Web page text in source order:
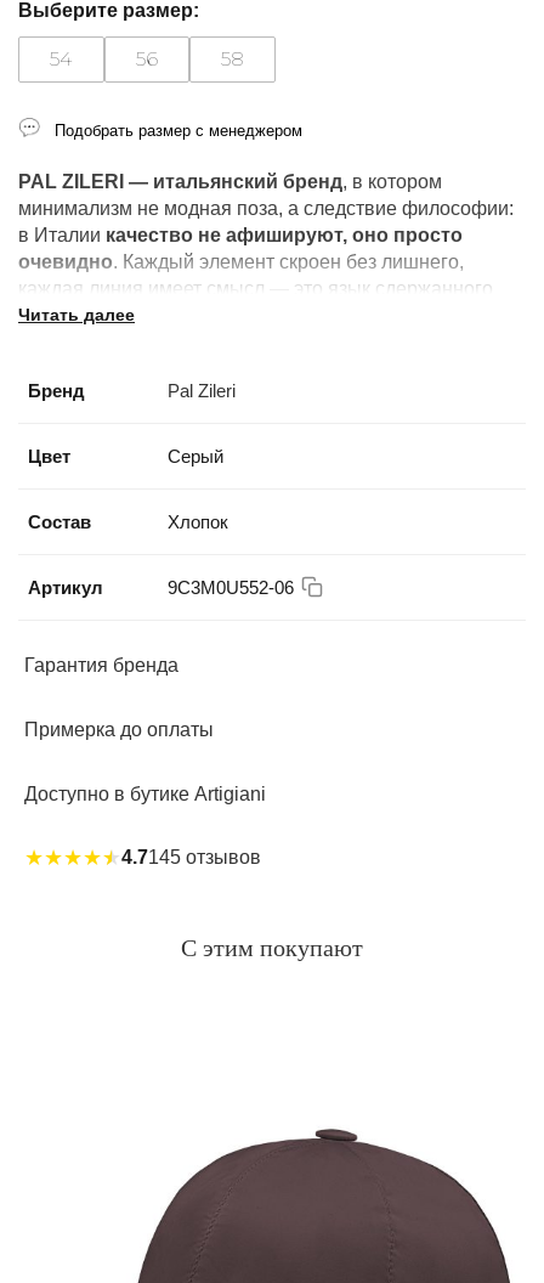
PAL ZILERI — итальянский бренд, в котором
минимализм не модная поза, а следствие философии:
в Италии качество не афишируют, оно просто
очевидно. Каждый элемент скроен без лишнего,
каждая линия имеет смысл — это язык сдержанного
мастерства.
Читать далее
Бренд Pal Zileri
Цвет Серый
Состав Хлопок
Артикул 9C3M0U552-06
Гарантия бренда
Примерка до оплаты
Доступно в бутике Artigiani
★★★★★4.7145 отзывов
Выберите размер:
54 56 58
Подобрать размер с менеджером
С этим покупают